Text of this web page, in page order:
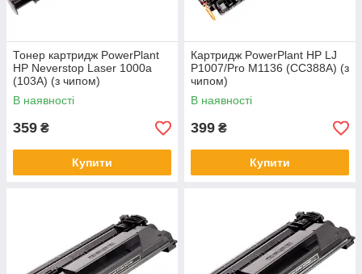
Тонер картридж PowerPlant
HP Neverstop Laser 1000a
(103A) (з чипом)
В наявності
359 ₴
Купити
Картридж PowerPlant HP LJ
P1007/Pro M1136 (CC388A) (з
чипом)
В наявності
399 ₴
Купити